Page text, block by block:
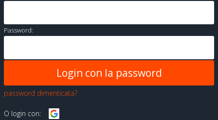
Password:
password dimenticata?
O login con: